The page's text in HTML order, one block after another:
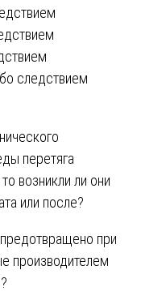
следствием
перетяга
возникли ли они
или после?
при
производителем